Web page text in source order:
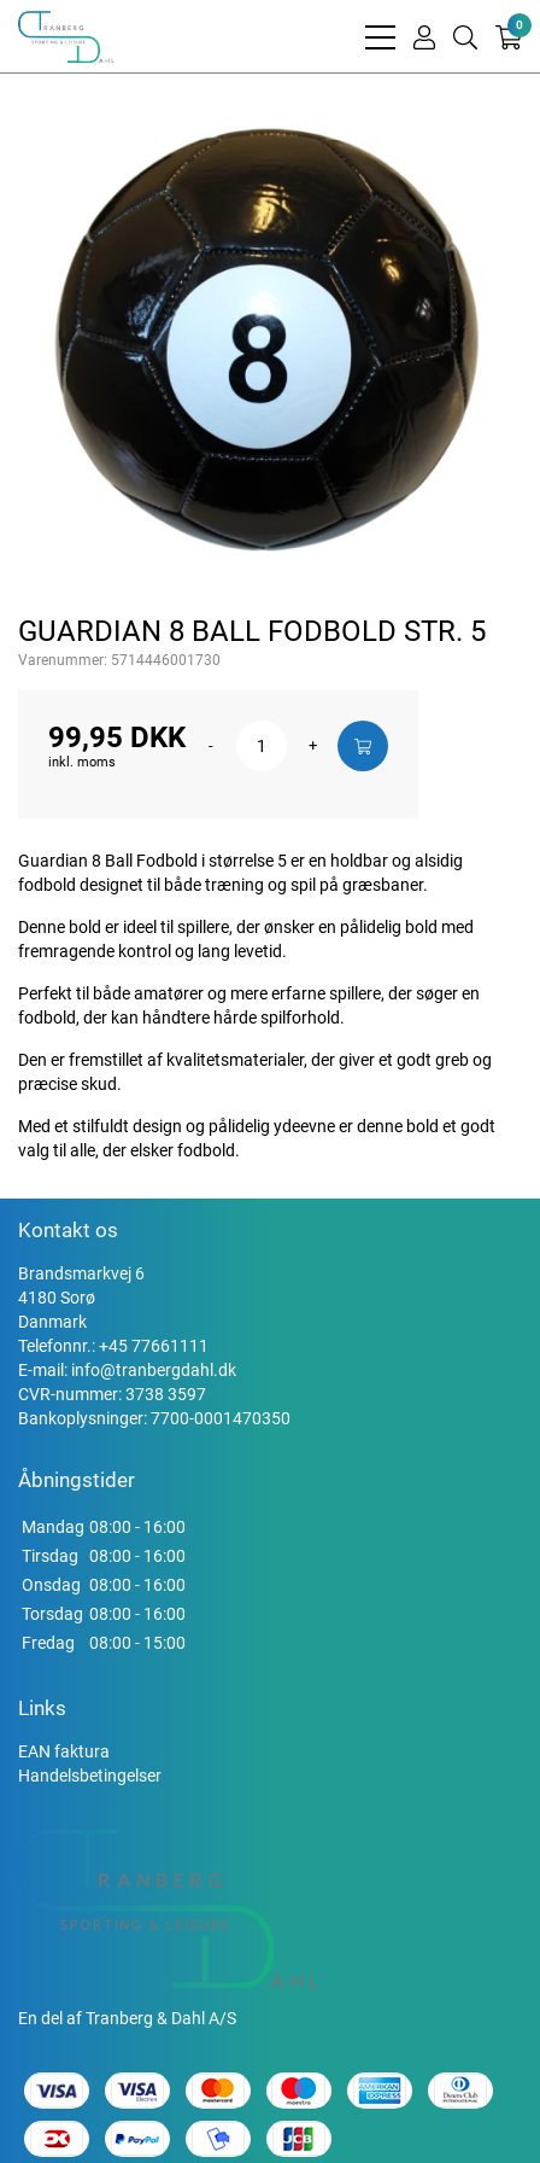
bars
user
search
0
GUARDIAN 8 BALL FODBOLD STR. 5
Varenummer: 5714446001730
99,95 DKK
inkl. moms
- +
Guardian 8 Ball Fodbold i størrelse 5 er en holdbar og alsidig
fodbold designet til både træning og spil på græsbaner.
Denne bold er ideel til spillere, der ønsker en pålidelig bold med
fremragende kontrol og lang levetid.
Perfekt til både amatører og mere erfarne spillere, der søger en
fodbold, der kan håndtere hårde spilforhold.
Den er fremstillet af kvalitetsmaterialer, der giver et godt greb og
præcise skud.
Med et stilfuldt design og pålidelig ydeevne er denne bold et godt
valg til alle, der elsker fodbold.
Kontakt os
Brandsmarkvej 6
4180 Sorø
Danmark
Telefonnr.:+45 77661111
E-mail: info@tranbergdahl.dk
CVR-nummer: 3738 3597
Bankoplysninger: 7700-0001470350
Åbningstider
Mandag 08:00 - 16:00
Tirsdag
08:00 - 16:00
Onsdag 08:00 - 16:00
Torsdag 08:00 - 16:00
Fredag
08:00 - 15:00
Links
EAN faktura
Handelsbetingelser
En del af Tranberg & Dahl A/S